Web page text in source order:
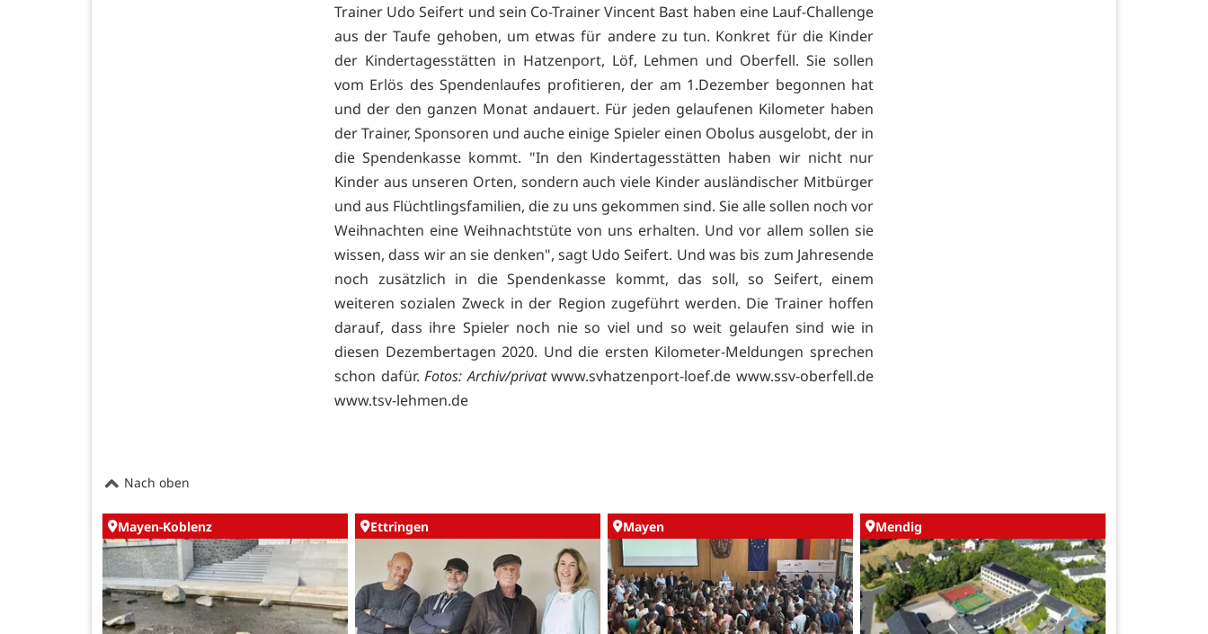
Trainer Udo Seifert und sein Co-Trainer Vincent Bast haben eine Lauf-Challenge
aus der Taufe gehoben, um etwas für andere zu tun. Konkret für die Kinder
der Kindertagesstätten in Hatzenport, Löf, Lehmen und Oberfell. Sie sollen
vom Erlös des Spendenlaufes profitieren, der am 1.Dezember begonnen hat
und der den ganzen Monat andauert. Für jeden gelaufenen Kilometer haben
der Trainer, Sponsoren und auche einige Spieler einen Obolus ausgelobt, der in
die Spendenkasse kommt. "In den Kindertagesstätten haben wir nicht nur
Kinder aus unseren Orten, sondern auch viele Kinder ausländischer Mitbürger
und aus Flüchtlingsfamilien, die zu uns gekommen sind. Sie alle sollen noch vor
Weihnachten eine Weihnachtstüte von uns erhalten. Und vor allem sollen sie
wissen, dass wir an sie denken", sagt Udo Seifert. Und was bis zum Jahresende
noch zusätzlich in die Spendenkasse kommt, das soll, so Seifert, einem
weiteren sozialen Zweck in der Region zugeführt werden. Die Trainer hoffen
darauf, dass ihre Spieler noch nie so viel und so weit gelaufen sind wie in
diesen Dezembertagen 2020. Und die ersten Kilometer-Meldungen sprechen
schon dafür.Fotos: Archiv/privat www.svhatzenport-loef.dewww.ssv-oberfell.de
www.tsv-lehmen.de
Nach oben
Mayen-Koblenz Ettringen Mayen Mendig